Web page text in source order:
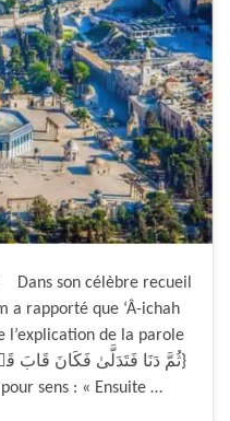
Dans son célèbre recueil
a rapporté que ‘Â-ichah
sens : « Ensuite …